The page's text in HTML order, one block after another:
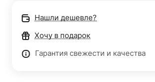
Нашли дешевле?
Хочу в подарок
Гарантия свежести и качества